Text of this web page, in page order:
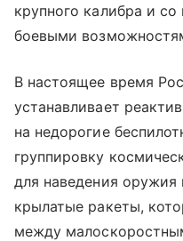
крупного калибра и
боевыми
В настоящее время
устанавливает
на недорогие
группировку
для наведения оружия
крылатые ракеты,
между